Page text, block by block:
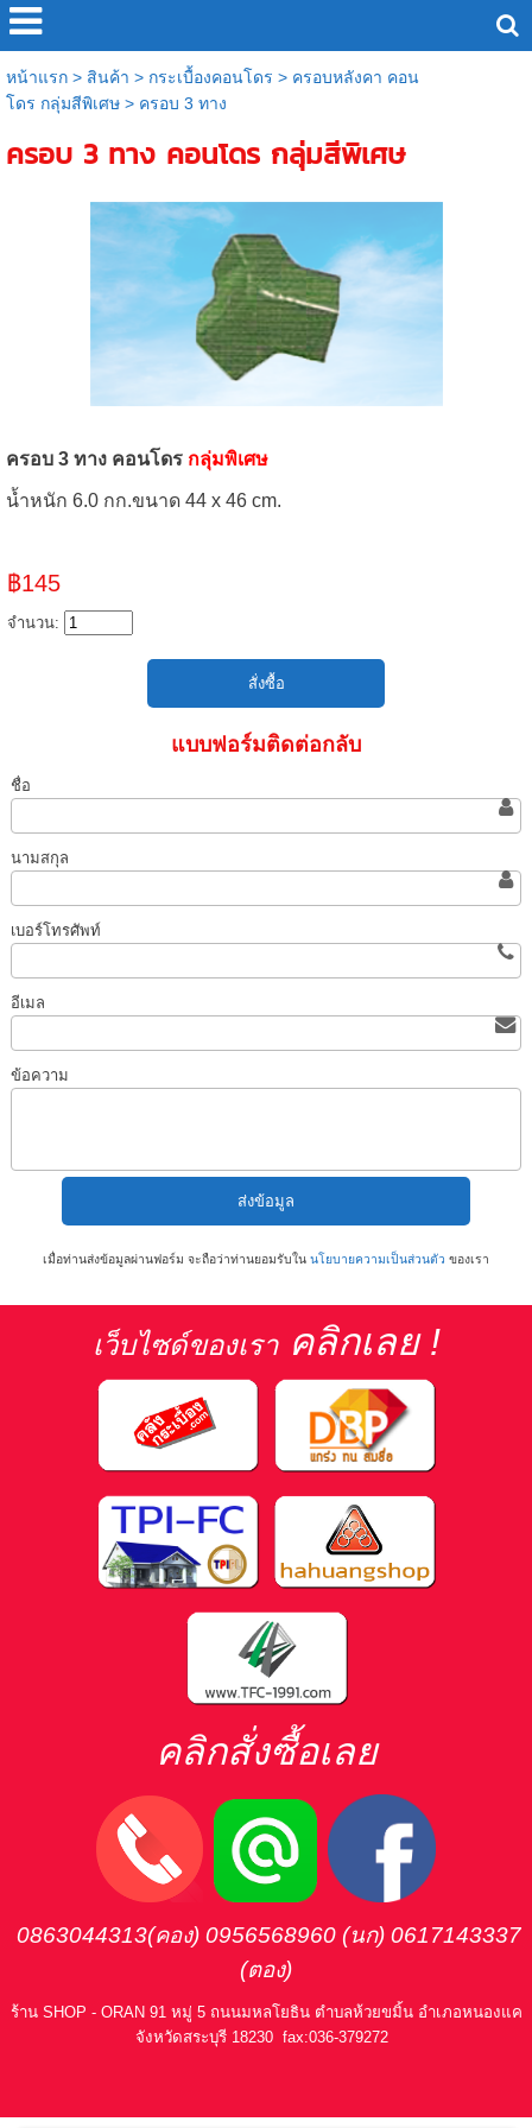
หน้าแรก> สินค้า > กระเบื้องคอนโดร > ครอบหลังคา คอน
โดร กลุ่มสีพิเศษ> ครอบ 3 ทาง
ครอบ 3 ทาง คอนโดร กลุ่มสีพิเศษ
ครอบ 3 ทาง คอนโดร กลุ่มพิเศษ
น้ำหนัก 6.0 กก.ขนาด 44 x 46 cm.
฿145
จำนวน:
แบบฟอร์มติดต่อกลับ
ชื่อ
นามสกุล
เบอร์โทรศัพท์
อีเมล
ข้อความ
เมื่อท่านส่งข้อมูลผ่านฟอร์ม จะถือว่าท่านยอมรับในนโยบายความเป็นส่วนตัว ของเรา
เว็บไซด์ของเราคลิกเลย !
คลิกสั่งซื้อเลย
0863044313(คอง) 0956568960 (นก) 0617143337
(ตอง)
ร้าน SHOP - ORAN 91 หมู่ 5 ถนนมหลโยธิน ตำบลห้วยขมิ้น อำเภอหนองแค
จังหวัดสระบุรี 18230 fax:036-379272